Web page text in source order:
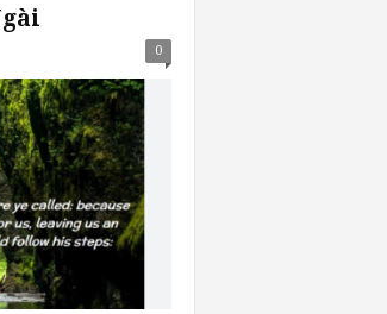
0